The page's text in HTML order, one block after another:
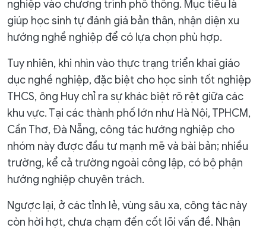
nghiệp vào chương trình phổ thông. Mục tiêu là
giúp học sinh tự đánh giá bản thân, nhận diện xu
hướng nghề nghiệp để có lựa chọn phù hợp.
Tuy nhiên, khi nhìn vào thực trạng triển khai giáo
dục nghề nghiệp, đặc biệt cho học sinh tốt nghiệp
THCS, ông Huy chỉ ra sự khác biệt rõ rệt giữa các
khu vực. Tại các thành phố lớn như Hà Nội, TPHCM,
Cần Thơ, Đà Nẵng, công tác hướng nghiệp cho
nhóm này được đầu tư mạnh mẽ và bài bản; nhiều
trường, kể cả trường ngoài công lập, có bộ phận
hướng nghiệp chuyên trách.
Ngược lại, ở các tỉnh lẻ, vùng sâu xa, công tác này
còn hời hợt, chưa chạm đến cốt lõi vấn đề. Nhận